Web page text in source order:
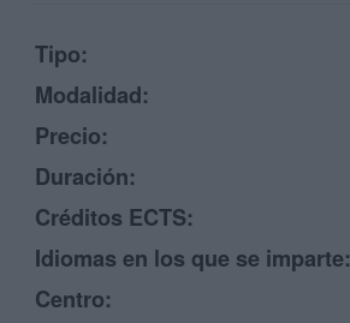
Tipo:
Modalidad:
Precio:
Duración:
Créditos ECTS:
Idiomas en los que se imparte:
Centro: